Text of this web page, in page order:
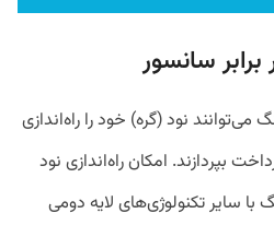
سانسور
می‌توانند نود (گره) خود را راه‌اندازی
بپردازند. امکان راه‌اندازی نود
با سایر تکنولوژی‌های لایه دومی